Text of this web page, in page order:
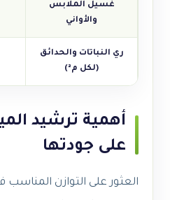
غسيل الملابس
والأواني
ري النباتات والحدائق
(لكل م²)
أهمية ترشيد
على جودتها
العثور على التوازن المناسب